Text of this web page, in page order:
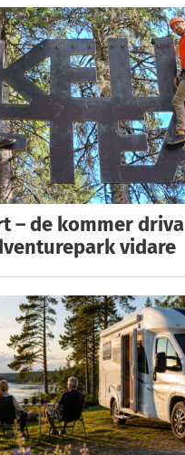
– de kommer driva
vidare